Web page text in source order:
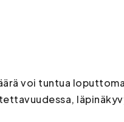
voi tuntua